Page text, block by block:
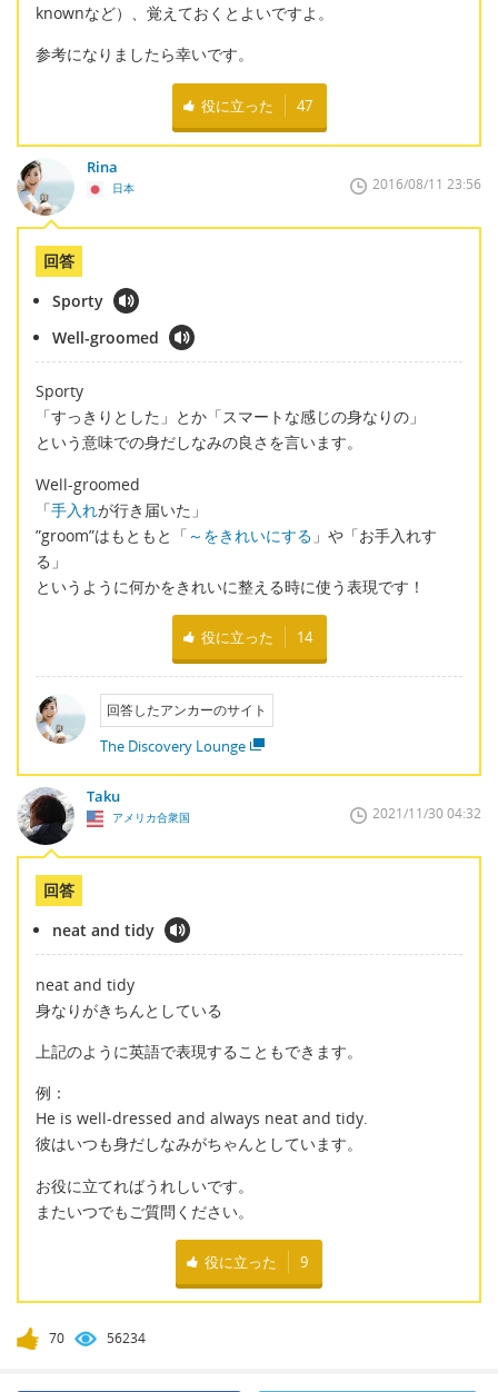
knownなど）、覚えておくとよいですよ。
参考になりましたら幸いです。
役に立った 47
Rina
日本 2016/08/11 23:56
回答
Sporty
Well-groomed
Sporty
「すっきりとした」とか「スマートな感じの身なりの」
という意味での身だしなみの良さを言います。
Well-groomed
「手入れが行き届いた」
”groom”はもともと「 ～をきれいにする 」や「お手入れす
る」
というように何かをきれいに整える時に使う表現です！
役に立った 14
回答したアンカーのサイト
The Discovery Lounge
Taku
アメリカ合衆国 2021/11/30 04:32
回答
neat and tidy
neat and tidy
身なりがきちんとしている
上記のように英語で表現することもできます。
例：
He is well-dressed and always neat and tidy.
彼はいつも身だしなみがちゃんとしています。
お役に立てればうれしいです。
またいつでもご質問ください。
役に立った 9
70 56234